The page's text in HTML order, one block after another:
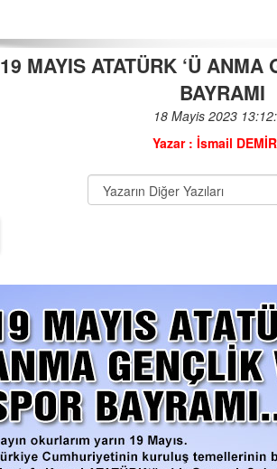
19 MAYIS ATATÜRK ‘Ü ANMA
BAYRAMI
18 Mayis 2023
Yazar : İsmail 12-02-
ALIR?
05-09-
22-07-